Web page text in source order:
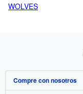
WOLVES
Compre con nosotros